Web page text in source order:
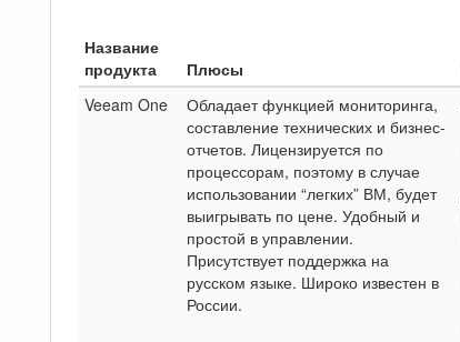
Название
продукта
Плюсы
Veeam One
Обладает функцией мониторинга,
составление технических и бизнес-
отчетов. Лицензируется по
процессорам, поэтому в случае
использовании “легких” ВМ, будет
выигрывать по цене. Удобный и
простой в управлении.
Присутствует поддержка на
русском языке. Широко известен в
России.